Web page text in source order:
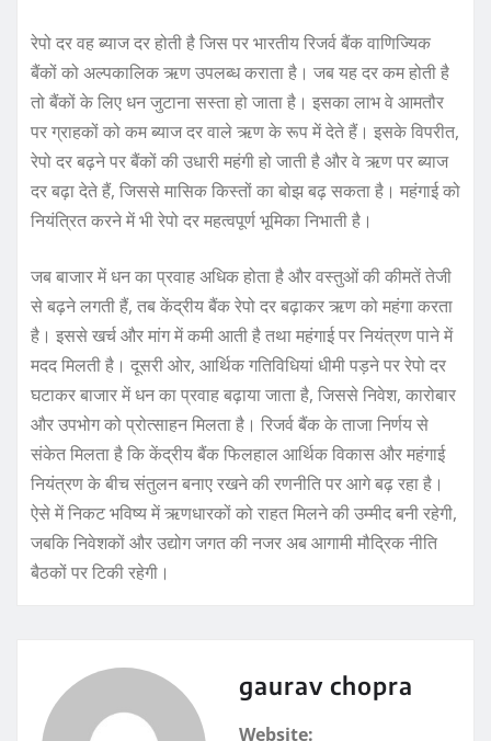
रेपो दर वह ब्याज दर होती है जिस पर भारतीय रिजर्व बैंक वाणिज्यिक
बैंकों को अल्पकालिक ऋण उपलब्ध कराता है। जब यह दर कम होती है
तो बैंकों के लिए धन जुटाना सस्ता हो जाता है। इसका लाभ वे आमतौर
पर ग्राहकों को कम ब्याज दर वाले ऋण के रूप में देते हैं। इसके विपरीत,
रेपो दर बढ़ने पर बैंकों की उधारी महंगी हो जाती है और वे ऋण पर ब्याज
दर बढ़ा देते हैं, जिससे मासिक किस्तों का बोझ बढ़ सकता है। महंगाई को
नियंत्रित करने में भी रेपो दर महत्वपूर्ण भूमिका निभाती है।
जब बाजार में धन का प्रवाह अधिक होता है और वस्तुओं की कीमतें तेजी
से बढ़ने लगती हैं, तब केंद्रीय बैंक रेपो दर बढ़ाकर ऋण को महंगा करता
है। इससे खर्च और मांग में कमी आती है तथा महंगाई पर नियंत्रण पाने में
मदद मिलती है। दूसरी ओर, आर्थिक गतिविधियां धीमी पड़ने पर रेपो दर
घटाकर बाजार में धन का प्रवाह बढ़ाया जाता है, जिससे निवेश, कारोबार
और उपभोग को प्रोत्साहन मिलता है। रिजर्व बैंक के ताजा निर्णय से
संकेत मिलता है कि केंद्रीय बैंक फिलहाल आर्थिक विकास और महंगाई
नियंत्रण के बीच संतुलन बनाए रखने की रणनीति पर आगे बढ़ रहा है।
ऐसे में निकट भविष्य में ऋणधारकों को राहत मिलने की उम्मीद बनी रहेगी,
जबकि निवेशकों और उद्योग जगत की नजर अब आगामी मौद्रिक नीति
बैठकों पर टिकी रहेगी।
gaurav chopra
Website: